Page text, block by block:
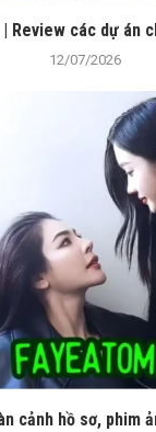
Review các dự án
12/07/2026
cảnh hồ sơ, phim